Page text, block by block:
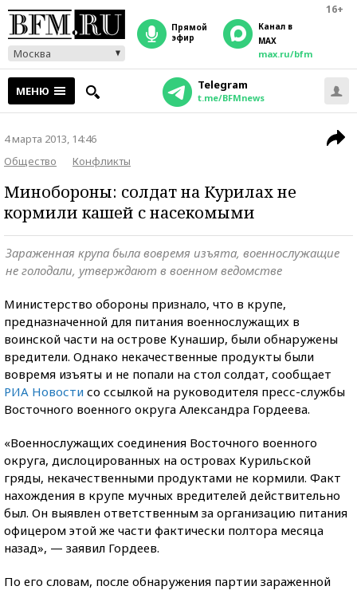
16+
Москва
прямой
эфир
Канал в
MAX
max.ru/bfm
МЕНЮ Telegram
t.me/BFMnews
4 марта 2013, 14:46
Общество
Конфликты
Минобороны: солдат на Курилах не
кормили кашей с насекомыми
Зараженная крупа была вовремя изъята, военнослужащие
не голодали, утверждают в военном ведомстве
Министерство обороны признало, что в крупе,
предназначенной для питания военнослужащих в
воинской части на острове Кунашир, были обнаружены
вредители. Однако некачественные продукты были
вовремя изъяты и не попали на стол солдат, сообщает
РИА Новости со ссылкой на руководителя пресс-службы
Восточного военного округа Александра Гордеева.
«Военнослужащих соединения Восточного военного
округа, дислоцированных на островах Курильской
гряды, некачественными продуктами не кормили. Факт
нахождения в крупе мучных вредителей действительно
был. Он выявлен ответственным за организацию питания
офицером этой же части фактически полтора месяца
назад», — заявил Гордеев.
По его словам, после обнаружения партии зараженной